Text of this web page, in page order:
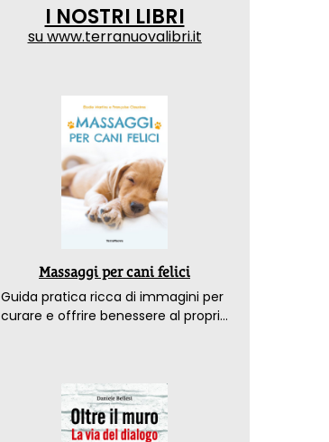
I NOSTRI LIBRI
suwww.terranuovalibri.it
Massaggi per cani felici
Guida pratica ricca di immagini per
curare e offrire benessere al proprio